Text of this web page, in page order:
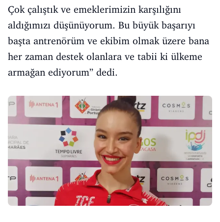
Çok çalıştık ve emeklerimizin karşılığını
aldığımızı düşünüyorum. Bu büyük başarıyı
başta antrenörüm ve ekibim olmak üzere bana
her zaman destek olanlara ve tabii ki ülkeme
armağan ediyorum” dedi.